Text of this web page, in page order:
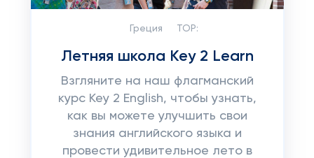
Греция TOP:
Летняя школа Key 2 Learn
Взгляните на наш флагманский
курс Key 2 English, чтобы узнать,
как вы можете улучшить свои
знания английского языка и
провести удивительное лето в